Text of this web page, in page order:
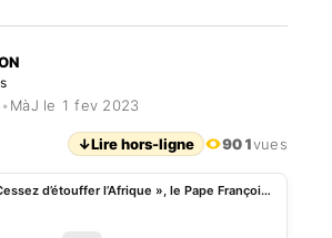
• MàJ le 1 fev 2023
↓Lire hors-ligne 901vues
« Cessez d’étouffer l’Afrique », le Pape François aux puissances occidentales